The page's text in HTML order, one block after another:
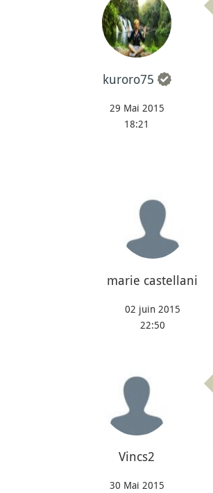
kuroro75
29 Mai 2015
18:21
marie castellani
02 juin 2015
22:50
Vincs2
30 Mai 2015